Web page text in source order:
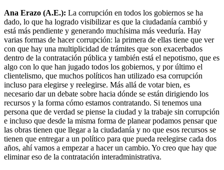
Ana Erazo (A.E.): La corrupción en todos los gobiernos se ha
dado, lo que ha logrado visibilizar es que la ciudadanía cambió y
está más pendiente y generando muchísima más veeduría. Hay
varias formas de hacer corrupción: la primera de ellas tiene que ver
con que hay una multiplicidad de trámites que son exacerbados
dentro de la contratación pública y también está el nepotismo, que es
algo con lo que han jugado todos los gobiernos, y por último el
clientelismo, que muchos políticos han utilizado esa corrupción
incluso para elegirse y reelegirse. Más allá de votar bien, es
necesario dar un debate sobre hacia dónde se están dirigiendo los
recursos y la forma cómo estamos contratando. Si tenemos una
persona que de verdad se piense la ciudad y la trabaje sin corrupción
e incluso que desde la misma forma de planear podamos pensar que
las obras tienen que llegar a la ciudadanía y no que esos recursos se
tienen que entregar a un político para que pueda reelegirse cada dos
años, ahí vamos a empezar a hacer un cambio. Yo creo que hay que
eliminar eso de la contratación interadministrativa.